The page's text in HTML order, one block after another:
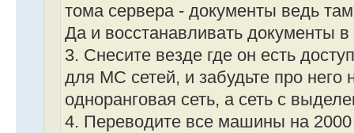
тома сервера - документы ведь
Да и восстанавливать документы в
3. Снесите везде где он есть
для МС сетей, и забудьте про него
одноранговая сеть, а сеть с
4. Переводите все машины на 2000